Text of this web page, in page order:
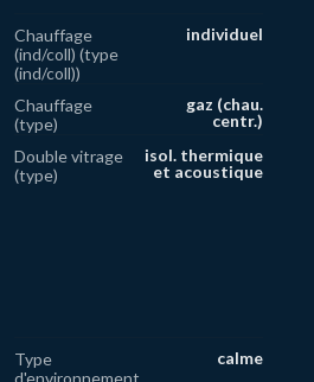
Chauffage
(ind/coll) (type
(ind/coll))
individuel
Chauffage
(type)
gaz (chau.
centr.)
Double vitrage
(type)
isol. thermique
et acoustique
Type
d'environnement
calme